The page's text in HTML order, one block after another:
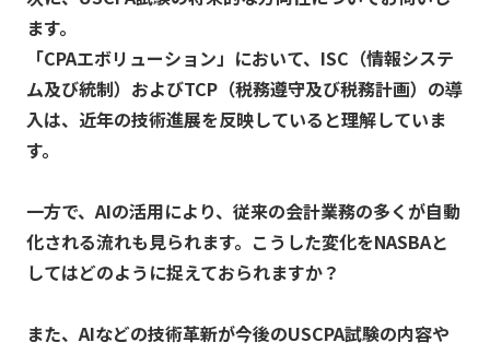
ます。
「CPAエボリューション」において、ISC（情報システ
ム及び統制）およびTCP（税務遵守及び税務計画）の導
入は、近年の技術進展を反映していると理解していま
す。
一方で、AIの活用により、従来の会計業務の多くが自動
化される流れも見られます。こうした変化をNASBAと
してはどのように捉えておられますか？
また、AIなどの技術革新が今後のUSCPA試験の内容や